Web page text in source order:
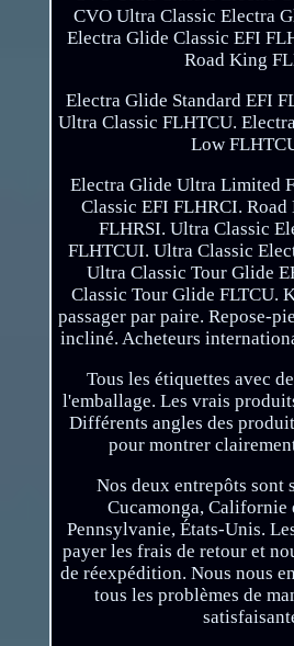
CVO Ultra Classic Electra
Electra Glide Classic EFI
Road King
Electra Glide Standard EFI
Ultra Classic FLHTCU.
Low
Electra Glide Ultra Limited
Classic EFI FLHRCI.
FLHRSI. Ultra Classic
FLHTCUI. Ultra Classic
Ultra Classic Tour Glide
Classic Tour Glide FLTCU.
passager par paire. Repose-
incliné. Acheteurs
Tous les étiquettes avec
l'emballage. Les vrais
Différents angles des
pour montrer
Nos deux entrepôts sont
Cucamonga, Californie
Pennsylvanie, États-Unis.
payer les frais de retour et
de réexpédition. Nous nous
tous les problèmes de